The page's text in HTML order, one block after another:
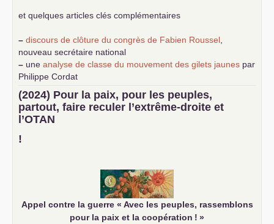
et quelques articles clés complémentaires
– discours de clôture du congrès de Fabien Roussel
nouveau secrétaire national
– une analyse de classe du mouvement des gilets jaunes par
Philippe Cordat
–
un texte de Jean-Claude Delaunay
le marxisme est la
science sociale de notre temps
–un appel proposé aux partis communistes et ouvrier
d’Europe
–
(2024) Pour la paix, pour les peuples,
partout, faire reculer l’extrême-droite et
l’OTAN
!
Appel contre la guerre « Avec les peuples, rassemblons
pour la paix et la coopération ! »